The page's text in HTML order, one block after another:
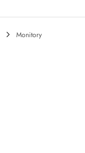
Monitory